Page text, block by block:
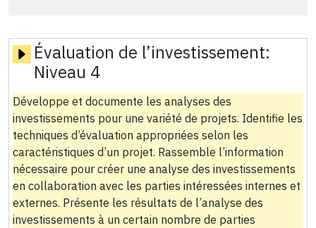
Évaluation de l’investissement:
Niveau 4
Développe et documente les analyses des
investissements pour une variété de projets. Identifie les
techniques d’évaluation appropriées selon les
caractéristiques d’un projet. Rassemble l’information
nécessaire pour créer une analyse des investissements
en collaboration avec les parties intéressées internes et
externes. Présente les résultats de l’analyse des
investissements à un certain nombre de parties